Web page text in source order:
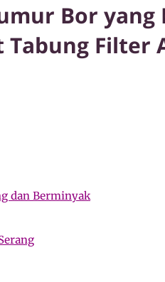
Bor yang
Filter
dan Berminyak